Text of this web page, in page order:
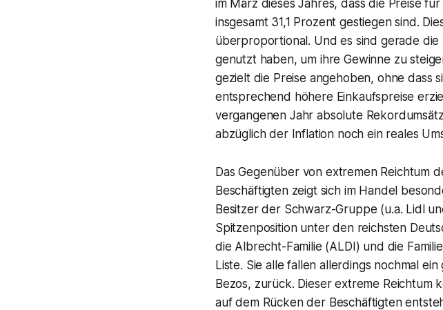
im März dieses Jahres, dass die Preise
insgesamt 31,1 Prozent gestiegen sind.
überproportional. Und es sind gerade
genutzt haben, um ihre Gewinne zu
gezielt die Preise angehoben, ohne dass
entsprechend höhere Einkaufspreise
vergangenen Jahr absolute
abzüglich der Inflation noch ein reales
Das Gegenüber von extremen Reichtum
Beschäftigten zeigt sich im Handel
Besitzer der Schwarz-Gruppe (u.a. Lidl
Spitzenposition unter den reichsten
die Albrecht-Familie (ALDI) und die
Liste. Sie alle fallen allerdings nochmal
Bezos, zurück. Dieser extreme
auf dem Rücken der Beschäftigten